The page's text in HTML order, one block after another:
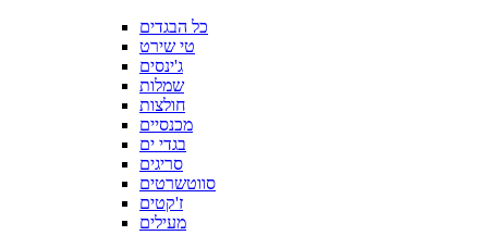
כל הבגדים
טי שירט
ג'ינסים
שמלות
חולצות
מכנסיים
בגדי ים
סריגים
סווטשרטים
ז'קטים
מעילים